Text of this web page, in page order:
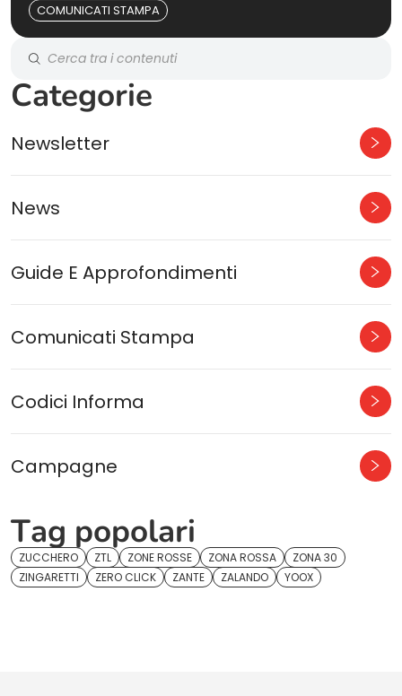
COMUNICATI STAMPA
Categorie
Newsletter
News
Guide E Approfondimenti
Comunicati Stampa
Codici Informa
Campagne
Tag popolari
ZUCCHERO ZTL ZONE ROSSE ZONA ROSSA
ZONA 30
ZINGARETTI
ZERO CLICK ZANTE ZALANDO YOOX